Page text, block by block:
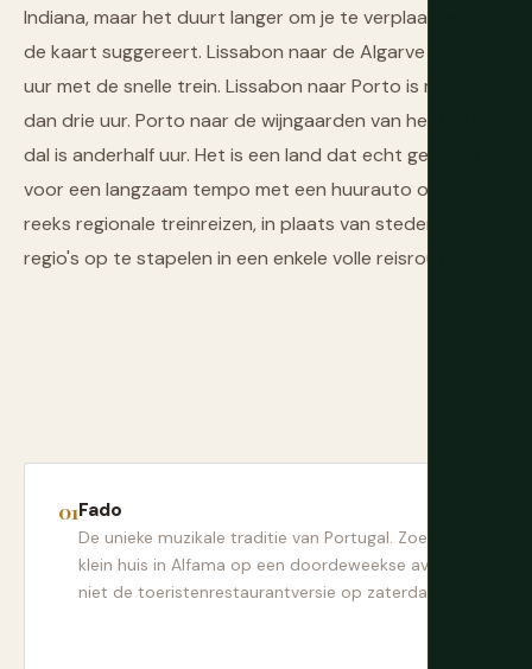
Indiana, maar het duurt langer om je te verplaatsen dan
de kaart suggereert. Lissabon naar de Algarve is drie
uur met de snelle trein. Lissabon naar Porto is minder
dan drie uur. Porto naar de wijngaarden van het Douro-
dal is anderhalf uur. Het is een land dat echt geschikt is
voor een langzaam tempo met een huurauto of een
reeks regionale treinreizen, in plaats van steden en
regio's op te stapelen in een enkele volle reisroute.
Fado
De unieke muzikale traditie van Portugal. Zoek een
klein huis in Alfama op een doordeweekse avond,
niet de toeristenrestaurantversie op zaterdag.